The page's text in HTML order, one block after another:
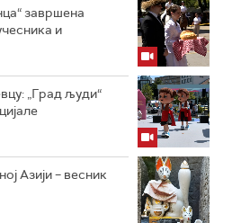
завршена
и
„Град људи“
Азији – весник